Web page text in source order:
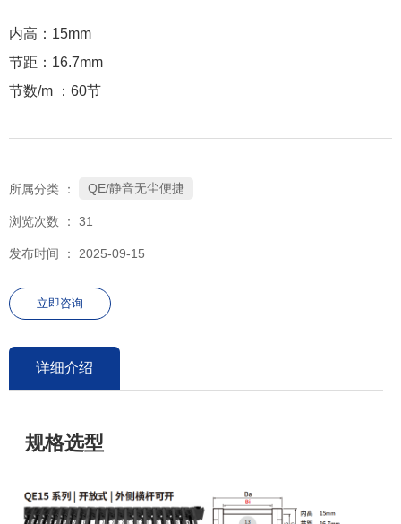
内高：15mm
节距：16.7mm
节数/m ：60节
所属分类 ： QE/静音无尘便捷
浏览次数 ： 31
发布时间 ： 2025-09-15
立即咨询
详细介绍
规格选型